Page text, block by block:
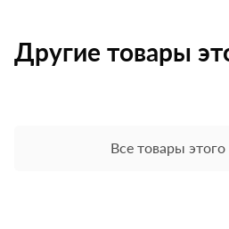
Другие товары
Все товары этого